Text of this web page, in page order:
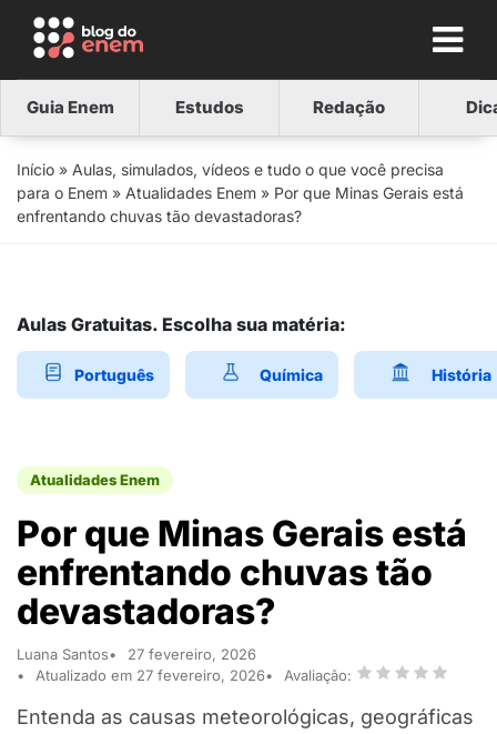
Guia Enem Estudos Redação
Início » Aulas, simulados, vídeos e tudo o que você precisa
para o Enem » Atualidades Enem » Por que Minas Gerais está
enfrentando chuvas tão devastadoras?
Aulas Gratuitas. Escolha sua matéria:
Português Química História
Atualidades Enem
Por que Minas Gerais está
enfrentando chuvas tão
devastadoras?
Luana Santos
27 fevereiro, 2026
Atualizado em 27 fevereiro, 2026
Avaliação:
Entenda as causas meteorológicas, geográficas